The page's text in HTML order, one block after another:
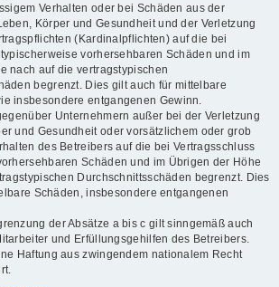
Verhalten oder bei Schäden aus der
Körper und Gesundheit und der Verletzung
(Kardinalpflichten) auf die bei
vorhersehbaren Schäden und im
nach auf die vertragstypischen
begrenzt. Dies gilt auch für mittelbare
insbesondere entgangenen Gewinn.
Unternehmern außer bei der Verletzung
und Gesundheit oder vorsätzlichem oder grob
des Betreibers auf die bei Vertragsschluss
Schäden und im Übrigen der Höhe
Durchschnittsschäden begrenzt. Dies
Schäden, insbesondere entgangenen
der Absätze a bis c gilt sinngemäß auch
und Erfüllungsgehilfen des Betreibers.
Haftung aus zwingendem nationalem Recht